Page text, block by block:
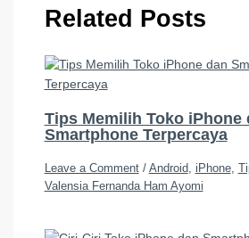
Related Posts
Tips Memilih Toko iPhone
Smartphone Terpercaya
Leave a Comment / Android, iPhone,
Valensia Fernanda Ham Ayomi